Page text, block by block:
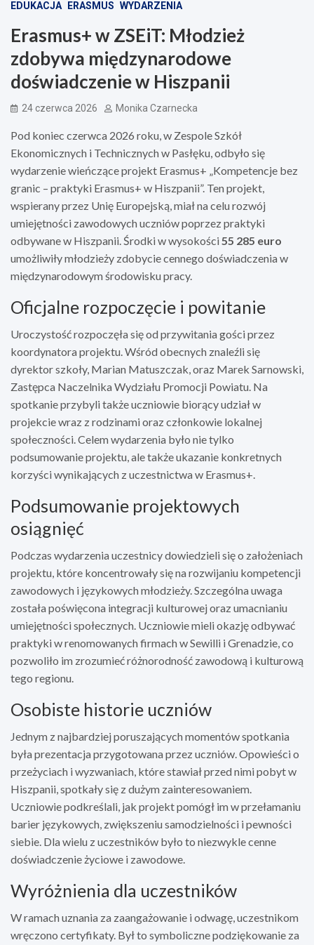
EDUKACJA ERASMUS WYDARZENIA
Erasmus+ w ZSEiT: Młodzież
zdobywa międzynarodowe
doświadczenie w Hiszpanii
24 czerwca 2026 Monika Czarnecka
Pod koniec czerwca 2026 roku, w Zespole Szkół
Ekonomicznych i Technicznych w Pasłęku, odbyło się
wydarzenie wieńczące projekt Erasmus+ „Kompetencje bez
granic – praktyki Erasmus+ w Hiszpanii”. Ten projekt,
wspierany przez Unię Europejską, miał na celu rozwój
umiejętności zawodowych uczniów poprzez praktyki
odbywane w Hiszpanii. Środki w wysokości55 285 euro
umożliwiły młodzieży zdobycie cennego doświadczenia w
międzynarodowym środowisku pracy.
Oficjalne rozpoczęcie i powitanie
Uroczystość rozpoczęła się od przywitania gości przez
koordynatora projektu. Wśród obecnych znaleźli się
dyrektor szkoły, Marian Matuszczak, oraz Marek Sarnowski,
Zastępca Naczelnika Wydziału Promocji Powiatu. Na
spotkanie przybyli także uczniowie biorący udział w
projekcie wraz z rodzinami oraz członkowie lokalnej
społeczności. Celem wydarzenia było nie tylko
podsumowanie projektu, ale także ukazanie konkretnych
korzyści wynikających z uczestnictwa w Erasmus+.
Podsumowanie projektowych
osiągnięć
Podczas wydarzenia uczestnicy dowiedzieli się o założeniach
projektu, które koncentrowały się na rozwijaniu kompetencji
zawodowych i językowych młodzieży. Szczególna uwaga
została poświęcona integracji kulturowej oraz umacnianiu
umiejętności społecznych. Uczniowie mieli okazję odbywać
praktyki w renomowanych firmach w Sewilli i Grenadzie, co
pozwoliło im zrozumieć różnorodność zawodową i kulturową
tego regionu.
Osobiste historie uczniów
Jednym z najbardziej poruszających momentów spotkania
była prezentacja przygotowana przez uczniów. Opowieści o
przeżyciach i wyzwaniach, które stawiał przed nimi pobyt w
Hiszpanii, spotkały się z dużym zainteresowaniem.
Uczniowie podkreślali, jak projekt pomógł im w przełamaniu
barier językowych, zwiększeniu samodzielności i pewności
siebie. Dla wielu z uczestników było to niezwykle cenne
doświadczenie życiowe i zawodowe.
Wyróżnienia dla uczestników
W ramach uznania za zaangażowanie i odwagę, uczestnikom
wręczono certyfikaty. Był to symboliczne podziękowanie za